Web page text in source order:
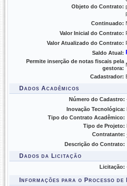
Objeto do Contrato:
Continuado:
Valor Inicial do Contrato:
Valor Atualizado do Contrato:
Saldo Atual:
Permite inserção de notas fiscais pela
gestora:
Cadastrador:
Dados Acadêmicos
Número do Cadastro:
Inovação Tecnológica:
Tipo do Contrato Acadêmico:
Tipo de Projeto:
Contratante:
Descrição do Contrato:
Dados da Licitação
Licitação:
Informações para o Processo de